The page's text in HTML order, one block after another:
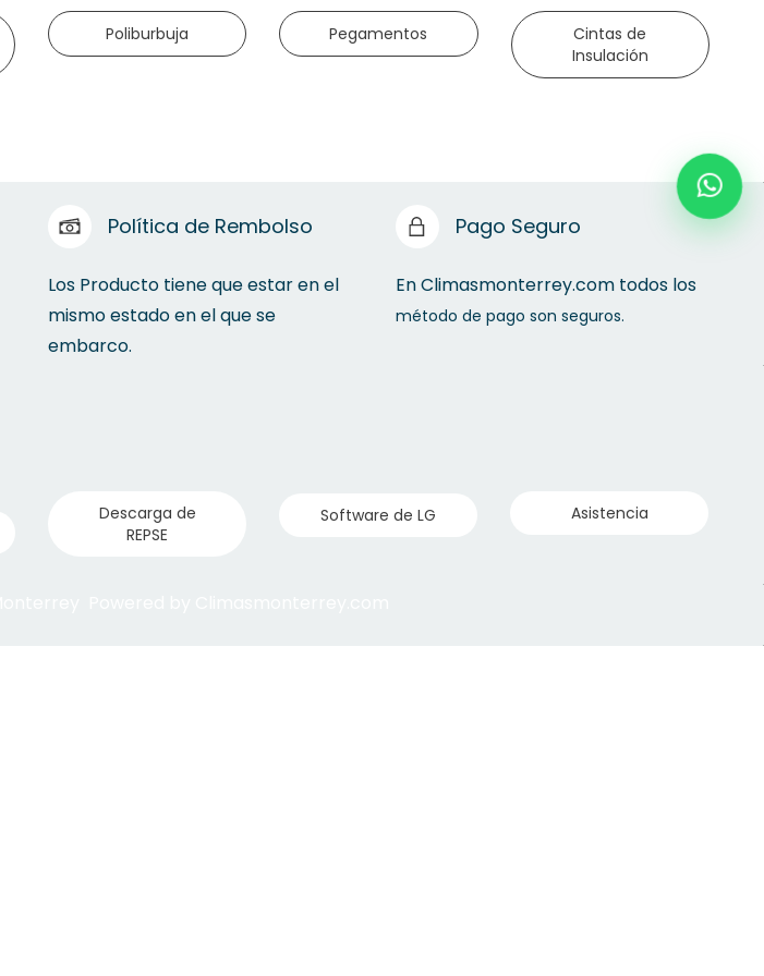
Poliburbuja Pegamentos
Cintas de
Insulación
Política de Rembolso
Los Producto tiene que estar en el
mismo estado en el que se
embarco.
Pago Seguro
En Climasmonterrey.com todos los
método de pago son seguros.
Descarga de
REPSE
Software de LG Asistencia